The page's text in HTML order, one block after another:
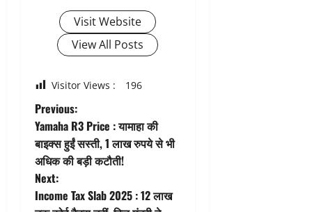
Visit Website
View All Posts
Visitor Views : 196
P
o
s
t
Previous:
Yamaha R3 Price : यामाहा की
बाइक्स हुईं सस्ती, 1 लाख रुपये से भी
अधिक की बड़ी कटौती!
Next:
Income Tax Slab 2025 : 12 लाख